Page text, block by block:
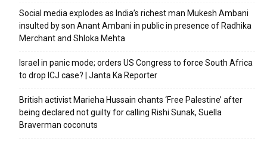
Social media explodes as India’s richest man Mukesh Ambani
insulted by son Anant Ambani in public in presence of Radhika
Merchant and Shloka Mehta
Israel in panic mode; orders US Congress to force South Africa
to drop ICJ case? | Janta Ka Reporter
British activist Marieha Hussain chants ‘Free Palestine’ after
being declared not guilty for calling Rishi Sunak, Suella
Braverman coconuts